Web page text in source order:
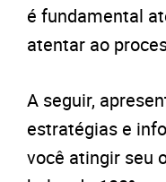
é fundamental
atentar ao
A seguir,
estratégias e
você atingir seu